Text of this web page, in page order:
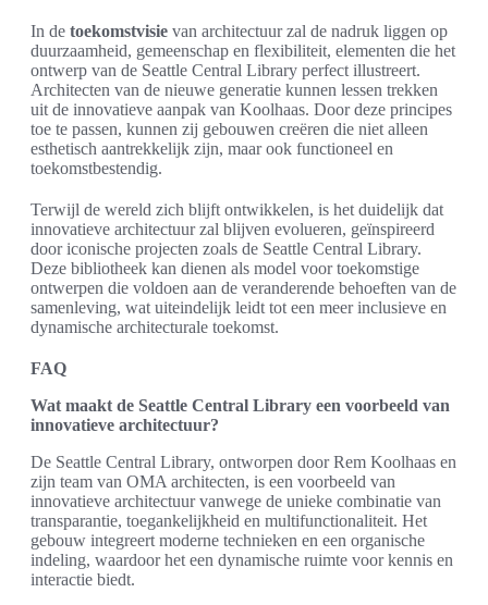
In de toekomstvisie van architectuur zal de nadruk liggen op
duurzaamheid, gemeenschap en flexibiliteit, elementen die het
ontwerp van de Seattle Central Library perfect illustreert.
Architecten van de nieuwe generatie kunnen lessen trekken
uit de innovatieve aanpak van Koolhaas. Door deze principes
toe te passen, kunnen zij gebouwen creëren die niet alleen
esthetisch aantrekkelijk zijn, maar ook functioneel en
toekomstbestendig.
Terwijl de wereld zich blijft ontwikkelen, is het duidelijk dat
innovatieve architectuur zal blijven evolueren, geïnspireerd
door iconische projecten zoals de Seattle Central Library.
Deze bibliotheek kan dienen als model voor toekomstige
ontwerpen die voldoen aan de veranderende behoeften van de
samenleving, wat uiteindelijk leidt tot een meer inclusieve en
dynamische architecturale toekomst.
FAQ
Wat maakt de Seattle Central Library een voorbeeld van
innovatieve architectuur?
De Seattle Central Library, ontworpen door Rem Koolhaas en
zijn team van OMA architecten, is een voorbeeld van
innovatieve architectuur vanwege de unieke combinatie van
transparantie, toegankelijkheid en multifunctionaliteit. Het
gebouw integreert moderne technieken en een organische
indeling, waardoor het een dynamische ruimte voor kennis en
interactie biedt.